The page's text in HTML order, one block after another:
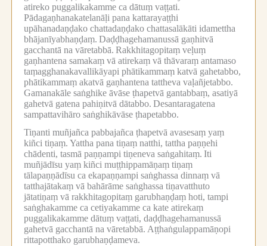
atireko puggalikakamme ca dātuṃ vaṭṭati.
Pādagaṇhanakatelanāḷi pana kattarayaṭṭhi
upāhanadaṇḍako chattadaṇḍako chattasalākāti idamettha
bhājanīyabhaṇḍaṃ. Daḍḍhagehamanussā gaṇhitvā
gacchantā na vāretabbā. Rakkhitagopitaṃ veḷuṃ
gaṇhantena samakaṃ vā atirekaṃ vā thāvaraṃ antamaso
taṃagghanakavallikāyapi phātikammaṃ katvā gahetabbo,
phātikammaṃ akatvā gaṇhantena tattheva vaḷañjetabbo.
Gamanakāle saṅghike āvāse ṭhapetvā gantabbaṃ, asatiyā
gahetvā gatena pahiṇitvā dātabbo. Desantaragatena
sampattavihāro saṅghikāvāse ṭhapetabbo.
Tiṇanti muñjañca pabbajañca ṭhapetvā avasesaṃ yaṃ
kiñci tiṇaṃ. Yattha pana tiṇaṃ natthi, tattha paṇṇehi
chādenti, tasmā paṇṇampi tiṇeneva saṅgahitaṃ. Iti
muñjādīsu yaṃ kiñci muṭṭhippamāṇaṃ tiṇaṃ
tālapaṇṇādīsu ca ekapaṇṇampi saṅghassa dinnaṃ vā
tatthajātakaṃ vā bahārāme saṅghassa tiṇavatthuto
jātatiṇaṃ vā rakkhitagopitaṃ garubhaṇḍaṃ hoti, tampi
saṅghakamme ca cetiyakamme ca kate atirekaṃ
puggalikakamme dātuṃ vaṭṭati, daḍḍhagehamanussā
gahetvā gacchantā na vāretabbā. Aṭṭhaṅgulappamāṇopi
rittapotthako garubhaṇḍameva.